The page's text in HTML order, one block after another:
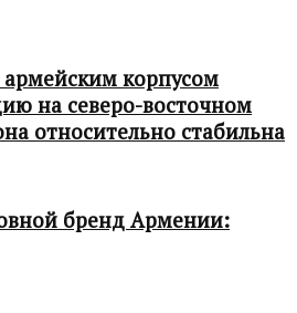
корпусом
на северо-восточном
относительно стабильна
бренд Армении: